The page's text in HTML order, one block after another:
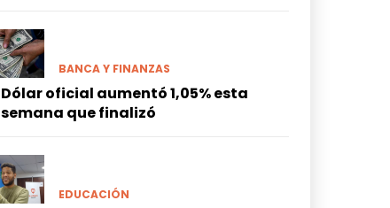
BANCA Y FINANZAS
Dólar oficial aumentó 1,05% esta
semana que finalizó
EDUCACIÓN